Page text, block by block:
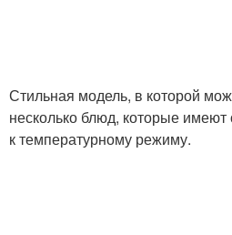
Стильная модель, в которой
несколько блюд, которые
к температурному режиму.